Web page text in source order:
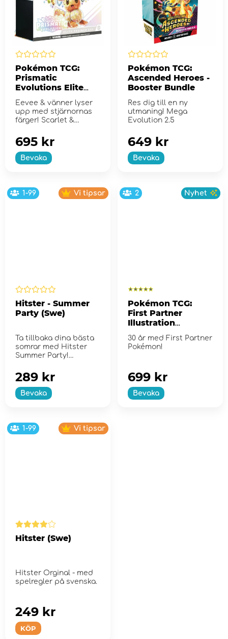
Pokémon TCG:
Prismatic
Evolutions Elite
Trainer Box
Eevee & vänner lyser
upp med stjärnornas
färger! Scarlet &
Bevaka
695 kr
Pokémon TCG:
Ascended Heroes -
Booster Bundle
Res dig till en ny
utmaning! Mega
Evolution 2.5
Bevaka
649 kr
1-99 Vi tipsar
Hitster - Summer
Party (Swe)
Ta tillbaka dina bästa
somrar med Hitster
Summer Party!
Bevaka
289 kr
2 Nyhet
Pokémon TCG:
First Partner
Illustration
2
30 år med First Partner
Pokémon!
Bevaka
699 kr
1-99 Vi tipsar
Hitster (Swe)
Hitster Orginal - med
spelregler på svenska.
KÖP
249 kr